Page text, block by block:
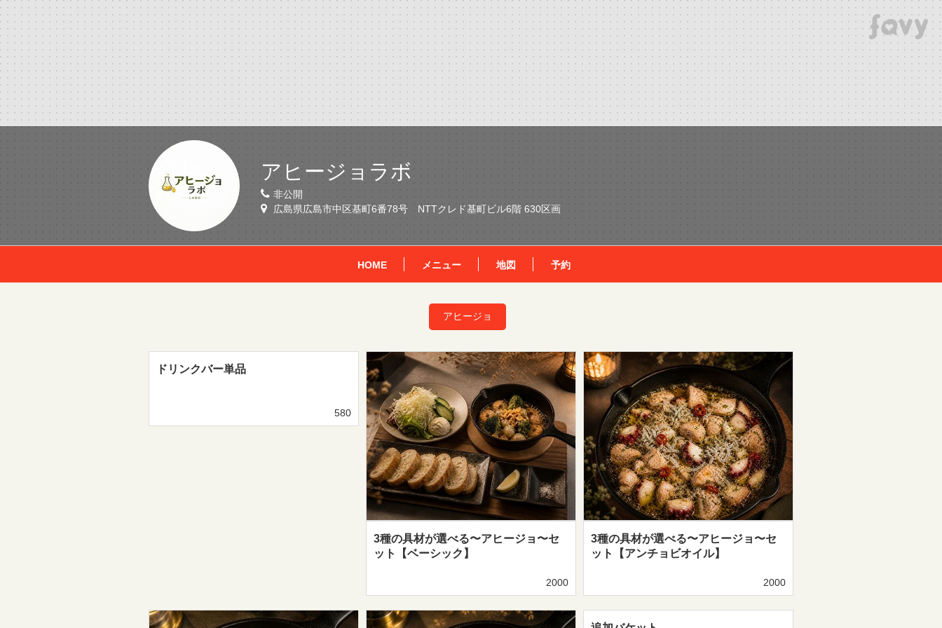
アヒージョラボ
非公開
広島県広島市中区基町6番78号 NTTクレド基町ビル6階 630区画
HOME メニュー 地図 予約
アヒージョ
ドリンクバー単品
580
3種の具材が選べる〜アヒージョ〜セ
ット【ベーシック】
2000
3種の具材が選べる〜アヒージョ〜セ
ット【アンチョビオイル】
2000